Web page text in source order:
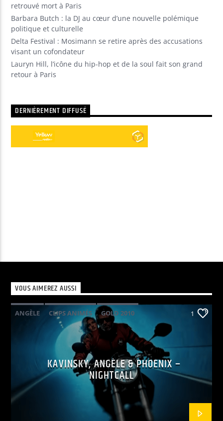
retrouvé mort à Paris
Barbara Butch : la DJ au cœur d’une nouvelle polémique
politique et culturelle
Delta Festival : Mosimann se retire après des accusations
visant un cofondateur
Lauryn Hill, l’icône du hip-hop et de la soul fait son grand
retour à Paris
DERNIÈREMENT DIFFUSÉ
VOUS AIMEREZ AUSSI
ANGÈLE CLIPS ANIMÉS
GOLD 2010
PHOENIX POP ELECTRO
1
KAVINSKY, ANGÈLE & PHOENIX –
NIGHTCALL